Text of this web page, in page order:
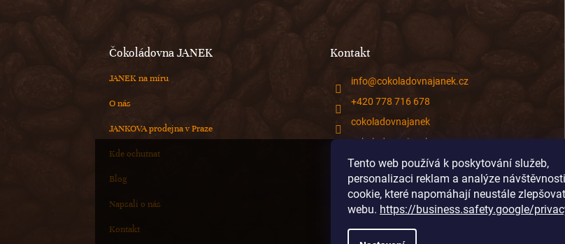
Tento web používá k poskytování služeb,
personalizaci reklam a analýze
cookie, které napomáhají neustále
webu. https://business.safety.google/
Čokoládovna JANEK
JANEK na míru
O nás
JANKOVA prodejna v Praze
Kde ochutnat
Blog
Napsali o nás
Kontakt
Kontakt
info@cokoladovnajanek.cz
+420 778 716 678
cokoladovnajanek
cokoladovnajanek
@janek_chocolate